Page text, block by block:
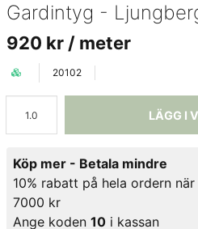
Gardintyg -
920 kr / meter
20102
LÄGG I
Köp mer - Betala mindre
10% rabatt på hela ordern
7000 kr
Ange koden 10 i kassan